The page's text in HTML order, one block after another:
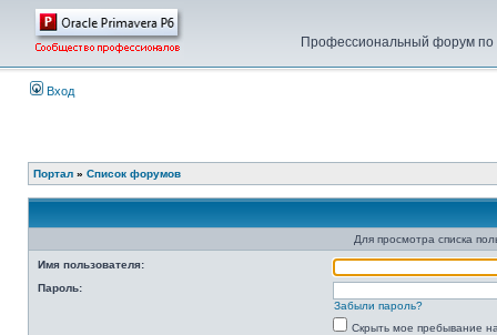
Профессиональный форум по
Вход
Портал » Список форумов
Для просмотра списка
Имя пользователя:
Пароль:
Забыли пароль?
Скрыть мое пребывание